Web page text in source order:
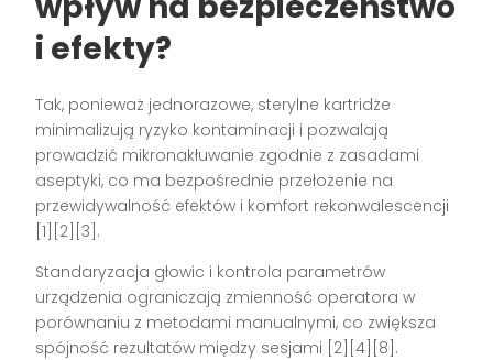
i efekty?
Tak, ponieważ jednorazowe, sterylne kartridże
minimalizują ryzyko kontaminacji i pozwalają
prowadzić mikronakłuwanie zgodnie z zasadami
aseptyki, co ma bezpośrednie przełożenie na
przewidywalność efektów i komfort rekonwalescencji
[1][2][3].
Standaryzacja głowic i kontrola parametrów
urządzenia ograniczają zmienność operatora w
porównaniu z metodami manualnymi, co zwiększa
spójność rezultatów między sesjami [2][4][8].